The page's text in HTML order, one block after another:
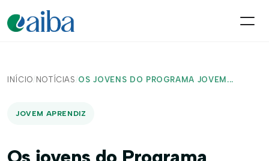
INÍCIO/ NOTÍCIAS /OS JOVENS DO PROGRAMA JOVEM...
JOVEM APRENDIZ